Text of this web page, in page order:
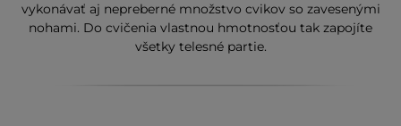
vykonávať aj nepreberné množstvo cvikov so zavesenými
nohami. Do cvičenia vlastnou hmotnosťou tak zapojíte
všetky telesné partie.